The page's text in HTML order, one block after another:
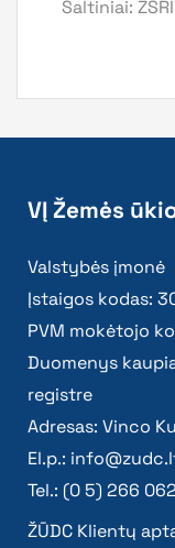
Šaltiniai:
VĮ Žemės
Valstybės įmonė
Įstaigos kodas:
PVM mokėtojo
Duomenys
registre
Adresas: Vinco
El.p.:
Tel.: (0 5) 266
ŽŪDC Klientų